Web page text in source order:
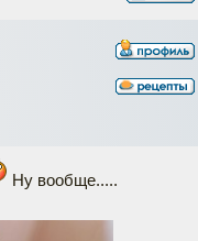
Ну вообще.....